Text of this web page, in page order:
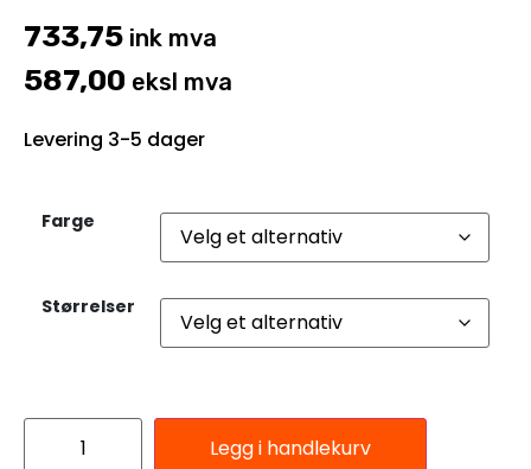
733,75 ink mva
587,00 eksl mva
Levering 3-5 dager
Farge
Størrelser
Legg i handlekurv